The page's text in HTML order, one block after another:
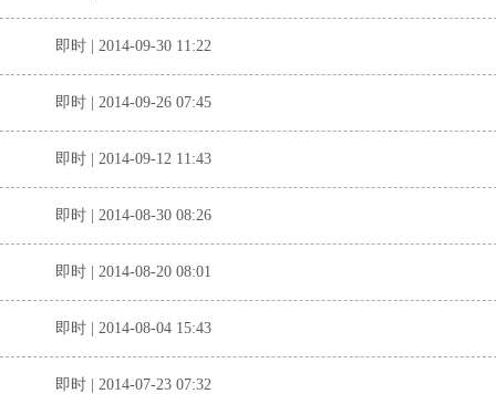
即时 | 2014-09-30 11:22
即时 | 2014-09-26 07:45
即时 | 2014-09-12 11:43
即时 | 2014-08-30 08:26
即时 | 2014-08-20 08:01
即时 | 2014-08-04 15:43
即时 | 2014-07-23 07:32